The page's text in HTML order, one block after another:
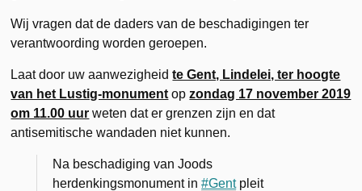
Wij vragen dat de daders van de beschadigingen ter
verantwoording worden geroepen.
Laat door uw aanwezigheidte Gent, Lindelei, ter hoogte
van het Lustig-monument opzondag 17 november 2019
om 11.00 uur weten dat er grenzen zijn en dat
antisemitische wandaden niet kunnen.
Na beschadiging van Joods
herdenkingsmonument in#Gentpleit